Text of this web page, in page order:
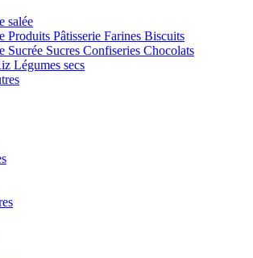
salée
Produits Pâtisserie Farines Biscuits
Sucrée Sucres Confiseries Chocolats
Légumes secs